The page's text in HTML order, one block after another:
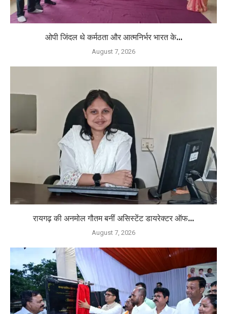
ओपी जिंदल थे कर्मठता और आत्मनिर्भर भारत के...
August 7, 2026
रायगढ़ की अनमोल गौतम बनीं असिस्टेंट डायरेक्टर ऑफ...
August 7, 2026